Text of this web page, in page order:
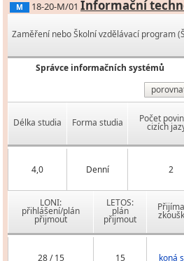
M 18-20-M/01 Informační
Zaměření nebo Školní vzdělávací program
Správce informačních systémů
Délka studia Forma studia Počet
cizích
4,0 Denní 2
LONI:
přihlášení/plán
přijmout
LETOS:
plán
přijmout
28 / 15 15 koná